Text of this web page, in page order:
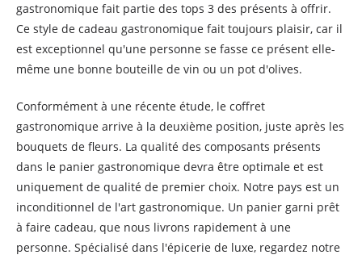
gastronomique fait partie des tops 3 des présents à offrir.
Ce style de cadeau gastronomique fait toujours plaisir, car il
est exceptionnel qu'une personne se fasse ce présent elle-
même une bonne bouteille de vin ou un pot d'olives.
Conformément à une récente étude, le coffret
gastronomique arrive à la deuxième position, juste après les
bouquets de fleurs. La qualité des composants présents
dans le panier gastronomique devra être optimale et est
uniquement de qualité de premier choix. Notre pays est un
inconditionnel de l'art gastronomique. Un panier garni prêt
à faire cadeau, que nous livrons rapidement à une
personne. Spécialisé dans l'épicerie de luxe, regardez notre